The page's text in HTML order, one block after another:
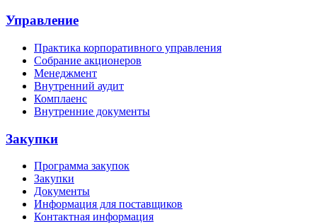
Управление
Практика корпоративного управления
Собрание акционеров
Менеджмент
Внутренний аудит
Комплаенс
Внутренние документы
Закупки
Программа закупок
Закупки
Документы
Информация для поставщиков
Контактная информация